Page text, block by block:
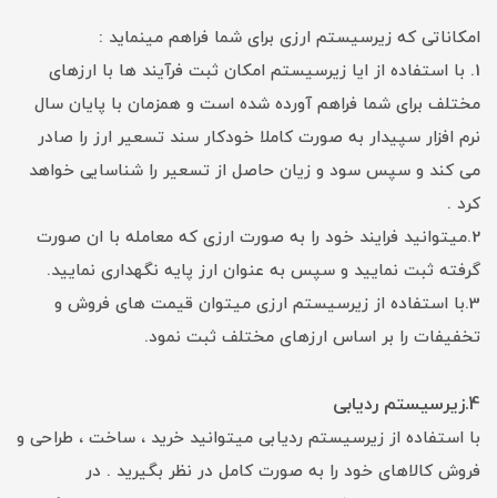
امکاناتی که زیرسیستم ارزی برای شما فراهم مینماید :
1. با استفاده از ایا زیرسیستم امکان ثبت فرآیند ها با ارزهای
مختلف برای شما فراهم آورده شده است و همزمان با پایان سال
نرم افزار سپیدار به صورت کاملا خودکار سند تسعیر ارز را صادر
می کند و سپس سود و زیان حاصل از تسعیر را شناسایی خواهد
کرد .
2.میتوانید فرایند خود را به صورت ارزی که معامله با ان صورت
گرفته ثبت نمایید و سپس به عنوان ارز پایه نگهداری نمایید.
3.با استفاده از زیرسیستم ارزی میتوان قیمت های فروش و
تخفیفات را بر اساس ارزهای مختلف ثبت نمود.
4.زیر سیستم ردیابی
با استفاده از زیرسیستم ردیابی میتوانید خرید ، ساخت ، طراحی و
فروش کالاهای خود را به صورت کامل در نظر بگیرید . در